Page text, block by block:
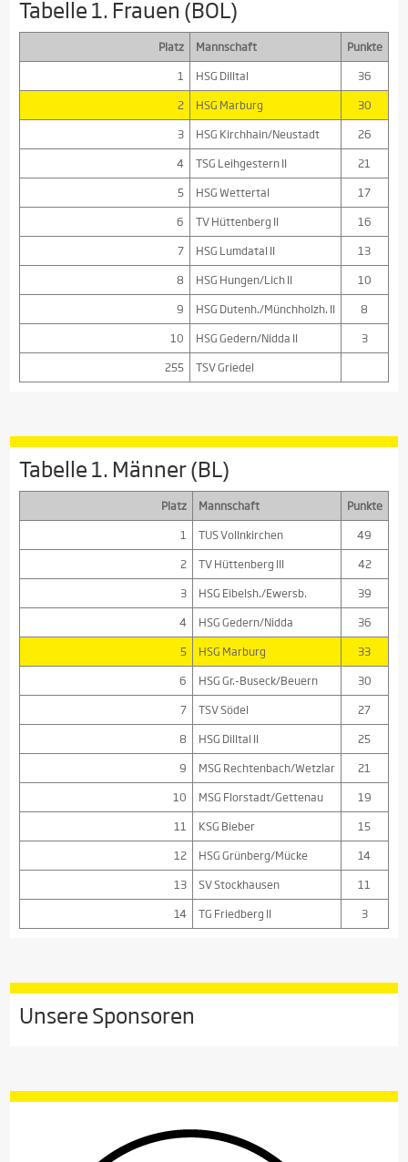
Tabelle 1. Frauen (BOL)
Platz Mannschaft
Punkte
1
HSG Dilltal
36
2
HSG Marburg
30
3
HSG Kirchhain/Neustadt
26
4
TSG Leihgestern II
21
5
HSG Wettertal
17
6
TV Hüttenberg II
16
7
HSG Lumdatal II
13
8
HSG Hungen/Lich II
10
9
HSG Dutenh./Münchholzh. II
8
10
HSG Gedern/Nidda II
3
255
TSV Griedel
Tabelle 1. Männer (BL)
Platz Mannschaft
Punkte
1
TUS Vollnkirchen
49
2
TV Hüttenberg III
42
3
HSG Eibelsh./Ewersb.
39
4
HSG Gedern/Nidda
36
5
HSG Marburg
33
6
HSG Gr.-Buseck/Beuern
30
7
TSV Södel
27
8
HSG Dilltal II
25
9
MSG Rechtenbach/Wetzlar
21
10
MSG Florstadt/Gettenau
19
11
KSG Bieber
15
12
HSG Grünberg/Mücke
14
13
SV Stockhausen
11
14
TG Friedberg II 3
Unsere Sponsoren